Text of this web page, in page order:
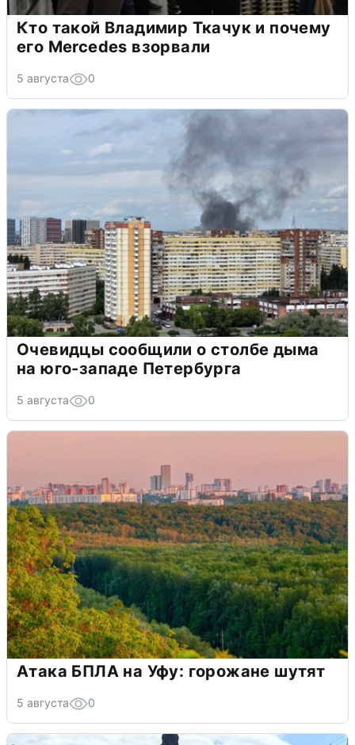
Кто такой Владимир Ткачук и почему
его Mercedes взорвали
5 августа 0
Очевидцы сообщили о столбе дыма
на юго-западе Петербурга
5 августа 0
Атака БПЛА на Уфу: горожане шутят
5 августа 0